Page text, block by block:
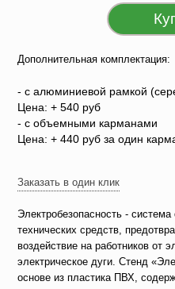
Дополнительная комплектация:
- c алюминиевой рамкой
Цена: + 540 руб
- с объемными карманами
Цена: + 440 руб за один
Заказать в один клик
Электробезопасность -
технических средств,
воздействие на работников от
электрическое дуги. Стенд
основе из пластика ПВХ,